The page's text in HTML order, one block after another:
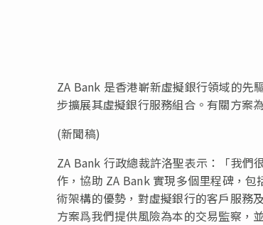
ZA Bank 是香港嶄新虛擬銀行領域的先
步擴展其虛擬銀行服務組合。有關方案
(新聞稿)
ZA Bank 行政總裁許洛聖表示：「我們
作，協助 ZA Bank 實現多個里程碑，
術架構的優勢，對虛擬銀行的客戶服務
方案爲我們提供風險為本的交易監察，